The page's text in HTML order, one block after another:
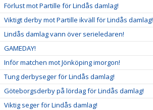
Förlust mot Partille för Lindås damlag!
Viktigt derby mot Partille ikväll för Lindås damlag!
Lindås damlag vann över serieledaren!
GAMEDAY!
Inför matchen mot Jönköping imorgon!
Tung derbyseger för Lindås damlag!
Göteborgsderby på lördag för Lindås damlag!
Viktig seger för Lindås damlag!